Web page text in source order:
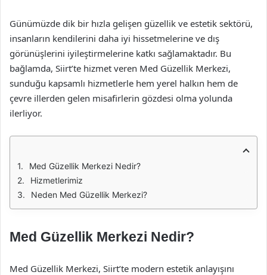
Günümüzde dik bir hızla gelişen güzellik ve estetik sektörü,
insanların kendilerini daha iyi hissetmelerine ve dış
görünüşlerini iyileştirmelerine katkı sağlamaktadır. Bu
bağlamda, Siirt’te hizmet veren Med Güzellik Merkezi,
sunduğu kapsamlı hizmetlerle hem yerel halkın hem de
çevre illerden gelen misafirlerin gözdesi olma yolunda
ilerliyor.
Med Güzellik Merkezi Nedir?
Hizmetlerimiz
Neden Med Güzellik Merkezi?
Med Güzellik Merkezi Nedir?
Med Güzellik Merkezi, Siirt’te modern estetik anlayışını